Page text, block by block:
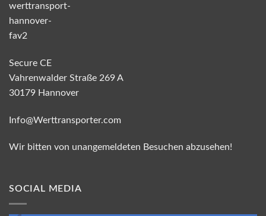
Secure CE
Vahrenwalder Straße 269 A
30179 Hannover
Info@Werttransporter.com
Wir bitten von unangemeldeten Besuchen abzusehen!
SOCIAL MEDIA